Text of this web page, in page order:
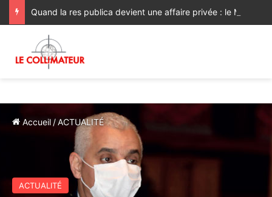
Accueil /ACTUALITÉ
ACTUALITÉ